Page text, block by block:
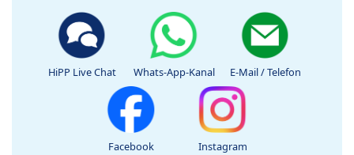
HiPP Live Chat Whats-App-Kanal E-Mail / Telefon
Facebook Instagram